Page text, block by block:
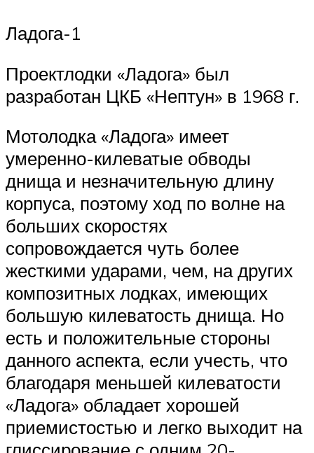
Ладога-1
Проектлодки «Ладога» был
разработан ЦКБ «Нептун» в 1968 г.
Мотолодка «Ладога» имеет
умеренно-килеватые обводы
днища и незначительную длину
корпуса, поэтому ход по волне на
больших скоростях
сопровождается чуть более
жесткими ударами, чем, на других
композитных лодках, имеющих
большую килеватость днища. Но
есть и положительные стороны
данного аспекта, если учесть, что
благодаря меньшей килеватости
«Ладога» обладает хорошей
приемистостью и легко выходит на